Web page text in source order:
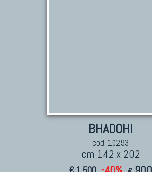
Collezione Peshawar
BHADOHI
cod. 10293
cm 142 x 202